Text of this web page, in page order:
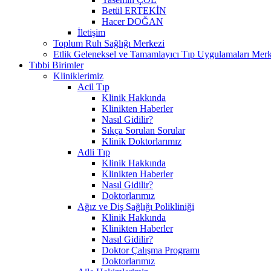
Betül ERTEKİN
Hacer DOĞAN
İletişim
Toplum Ruh Sağlığı Merkezi
Etlik Geleneksel ve Tamamlayıcı Tıp Uygulamaları
Tıbbi Birimler
Kliniklerimiz
Acil Tıp
Klinik Hakkında
Klinikten Haberler
Nasıl Gidilir?
Sıkça Sorulan Sorular
Klinik Doktorlarımız
Adli Tıp
Klinik Hakkında
Klinikten Haberler
Nasıl Gidilir?
Doktorlarımız
Ağız ve Diş Sağlığı Polikliniği
Klinik Hakkında
Klinikten Haberler
Nasıl Gidilir?
Doktor Çalışma Programı
Doktorlarımız